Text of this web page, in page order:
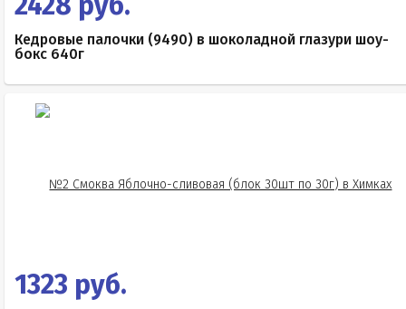
Кедровые палочки (9490) в шоколадной глазури шоу-
бокс 640г
1323 руб.